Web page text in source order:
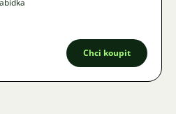
Chci koupit